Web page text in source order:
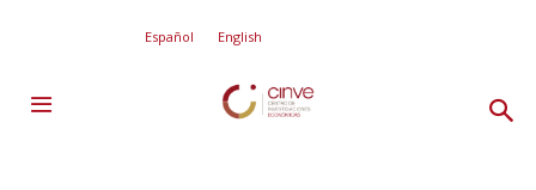
Español English